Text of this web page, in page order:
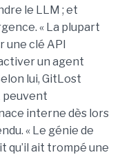
le LLM ; et
« La plupart
une clé API
un agent
lui, GitLost
peuvent
interne dès lors
« Le génie de
qu’il ait trompé une